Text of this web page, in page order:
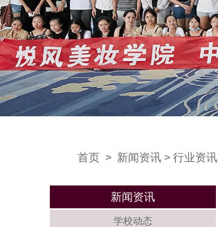
首页 > 新闻资讯 > 行业资讯
新闻资讯
学校动态